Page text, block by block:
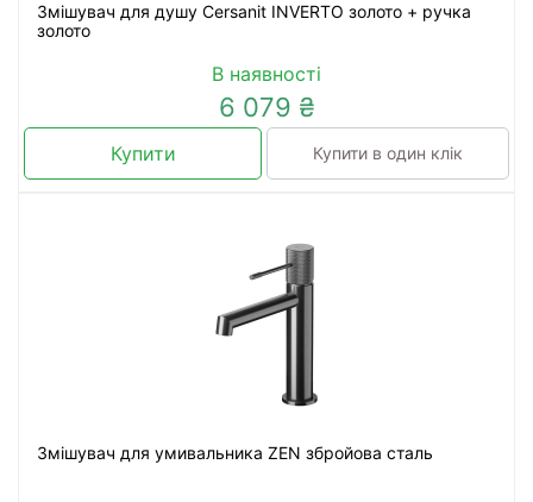
Змішувач для душу Cersanit INVERTO золото + ручка
золото
В наявності
6 079 ₴
Купити Купити в один клік
Змішувач для умивальника ZEN збройова сталь